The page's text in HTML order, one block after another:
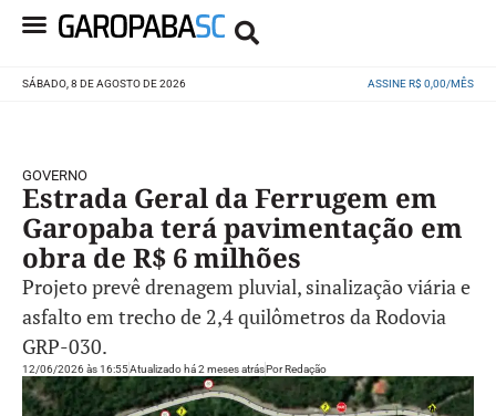
SÁBADO, 8 DE AGOSTO DE 2026 ASSINE R$ 0,00/MÊS
GOVERNO
Estrada Geral da Ferrugem em
Garopaba terá pavimentação em
obra de R$ 6 milhões
Projeto prevê drenagem pluvial, sinalização viária e
asfalto em trecho de 2,4 quilômetros da Rodovia
GRP-030.
12/06/2026 às 16:55Atualizado há 2 meses atrásPorRedação